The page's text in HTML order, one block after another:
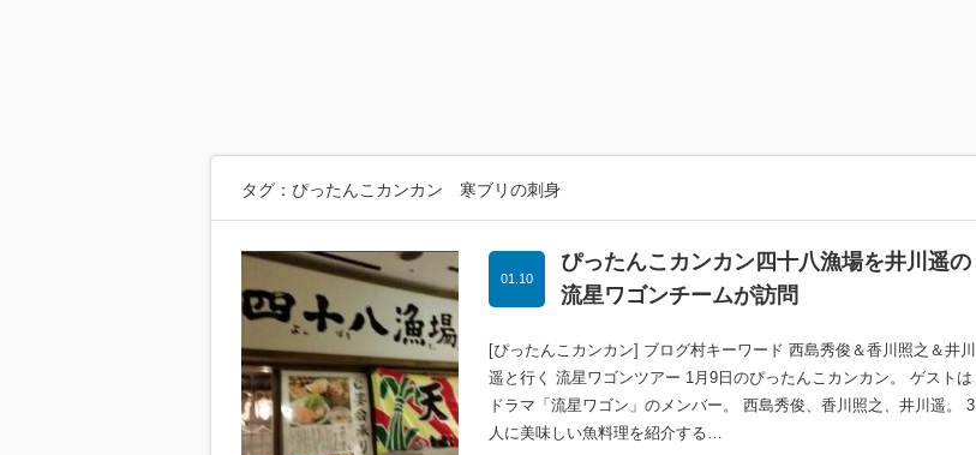
タグ：ぴったんこカンカン 寒ブリの刺身
ぴったんこカンカン四十八漁場を井川遥の
流星ワゴンチームが訪問
01.10
[ぴったんこカンカン] ブログ村キーワード 西島秀俊＆香川照之＆井川
遥と行く 流星ワゴンツアー 1月9日のぴったんこカンカン。 ゲストは
ドラマ「流星ワゴン」のメンバー。 西島秀俊、香川照之、井川遥。 3
人に美味しい魚料理を紹介する…